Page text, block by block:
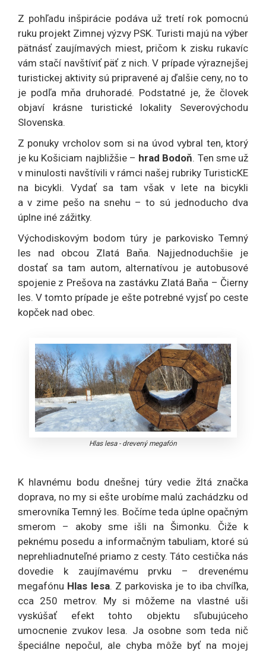
Z pohľadu inšpirácie podáva už tretí rok pomocnú
ruku projekt Zimnej výzvy PSK. Turisti majú na výber
pätnásť zaujímavých miest, pričom k zisku rukavíc
vám stačí navštíviť päť z nich. V prípade výraznejšej
turistickej aktivity sú pripravené aj ďalšie ceny, no to
je podľa mňa druhoradé. Podstatné je, že človek
objaví krásne turistické lokality Severovýchodu
Slovenska.
Z ponuky vrcholov som si na úvod vybral ten, ktorý
je ku Košiciam najbližšie – hrad Bodoň. Ten sme už
v minulosti navštívili v rámci našej rubriky TuristicKE
na bicykli. Vydať sa tam však v lete na bicykli
a v zime pešo na snehu – to sú jednoducho dva
úplne iné zážitky.
Východiskovým bodom túry je parkovisko Temný
les nad obcou Zlatá Baňa. Najjednoduchšie je
dostať sa tam autom, alternatívou je autobusové
spojenie z Prešova na zastávku Zlatá Baňa – Čierny
les. V tomto prípade je ešte potrebné vyjsť po ceste
kopček nad obec.
Hlas lesa - drevený megafón
K hlavnému bodu dnešnej túry vedie žltá značka
doprava, no my si ešte urobíme malú zachádzku od
smerovníka Temný les. Bočíme teda úplne opačným
smerom – akoby sme išli na Šimonku. Čiže k
peknému posedu a informačným tabuliam, ktoré sú
neprehliadnuteľné priamo z cesty. Táto cestička nás
dovedie k zaujímavému prvku – drevenému
megafónu Hlas lesa. Z parkoviska je to iba chvíľka,
cca 250 metrov. My si môžeme na vlastné uši
vyskúšať efekt tohto objektu sľubujúceho
umocnenie zvukov lesa. Ja osobne som teda nič
špeciálne nepočul, ale chyba môže byť na mojej